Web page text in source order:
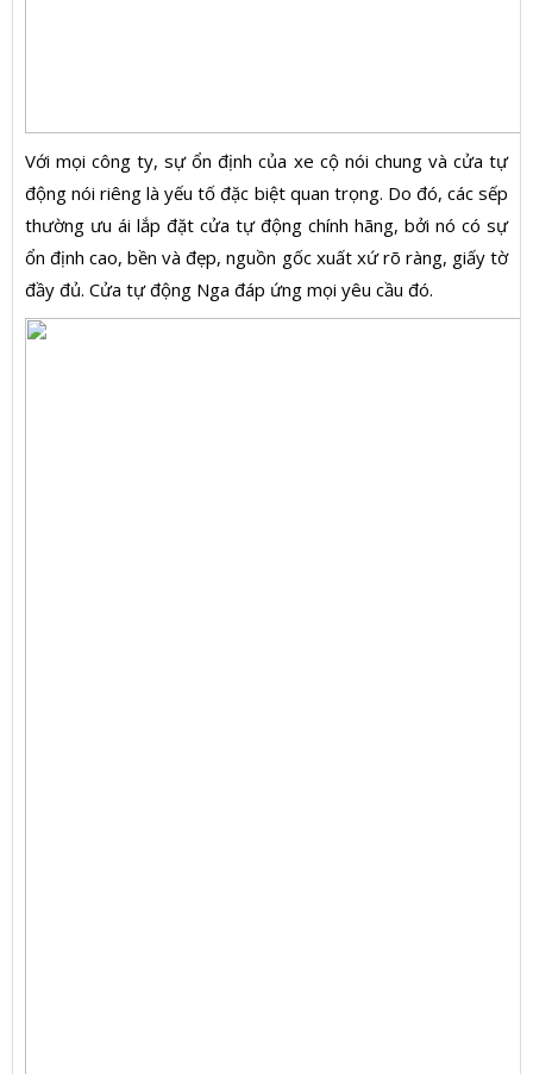
Với mọi công ty, sự ổn định của xe cộ nói chung và cửa tự
động nói riêng là yếu tố đặc biệt quan trọng. Do đó, các sếp
thường ưu ái lắp đặt cửa tự động chính hãng, bởi nó có sự
ổn định cao, bền và đẹp, nguồn gốc xuất xứ rõ ràng, giấy tờ
đầy đủ. Cửa tự động Nga đáp ứng mọi yêu cầu đó.